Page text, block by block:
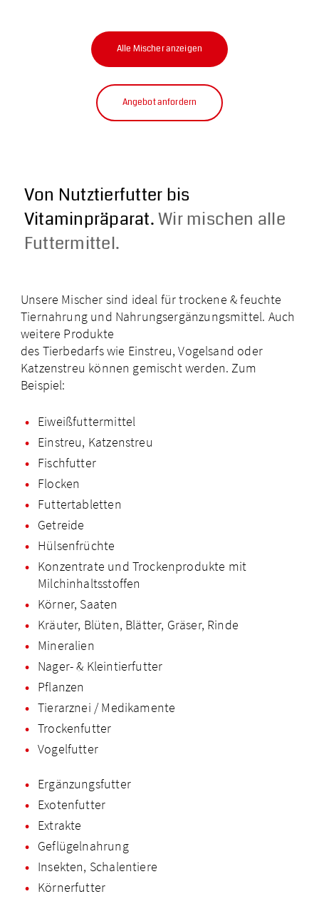
Alle Mischer anzeigen
Angebot anfordern
Von Nutztierfutter bis
Vitaminpräparat.Wir mischen alle
Futtermittel.
Unsere Mischer sind ideal für trockene & feuchte
Tiernahrung und Nahrungser­gänzungsmittel. Auch
weitere Produkte
des Tierbedarfs wie Einstreu, Vogelsand oder
Katzenstreu können gemischt werden. Zum
Beispiel:
Eiweißfuttermittel
Einstreu, Katzenstreu
Fischfutter
Flocken
Futtertabletten
Getreide
Hülsenfrüchte
Konzentrate und Trockenprodukte mit
Milchinhaltsstoffen
Körner, Saaten
Kräuter, Blüten, Blätter, Gräser, Rinde
Mineralien
Nager- & Kleintierfutter
Pflanzen
Tierarznei / Medikamente
Trockenfutter
Vogelfutter
Ergänzungsfutter
Exotenfutter
Extrakte
Geflügelnahrung
Insekten, Schalentiere
Körnerfutter